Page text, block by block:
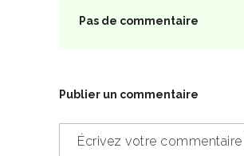
Pas de commentaire
Publier un commentaire